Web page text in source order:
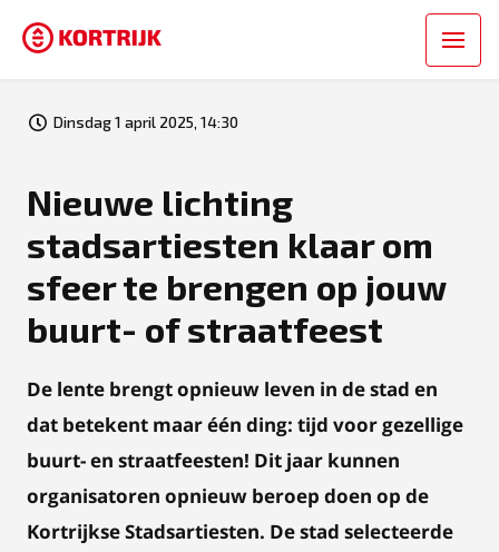
Dinsdag 1 april 2025, 14:30
Nieuwe lichting
stadsartiesten klaar om
sfeer te brengen op jouw
buurt- of straatfeest
De lente brengt opnieuw leven in de stad en
dat betekent maar één ding: tijd voor gezellige
buurt- en straatfeesten! Dit jaar kunnen
organisatoren opnieuw beroep doen op de
Kortrijkse Stadsartiesten. De stad selecteerde